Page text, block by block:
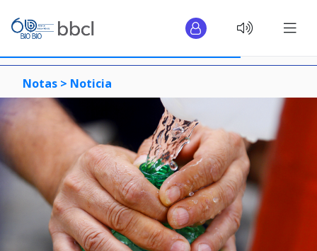
Notas > Noticia